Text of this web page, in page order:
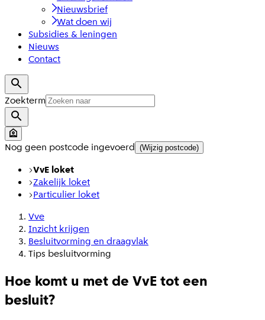
Nieuwsbrief
Wat doen wij
Subsidies & leningen
Nieuws
Contact
Zoekterm
Nog geen postcode ingevoerd (Wijzig postcode)
VvE loket
Zakelijk loket
Particulier loket
Vve
Inzicht krijgen
Besluitvorming en draagvlak
Tips besluitvorming
Hoe komt u met de VvE tot een
besluit?